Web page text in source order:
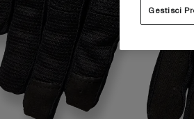
Gestisci